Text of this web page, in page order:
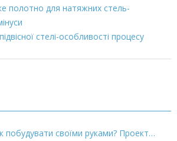
полотно для натяжних стель-
стелі-особливості процесу
побудувати своїми руками? Проект…